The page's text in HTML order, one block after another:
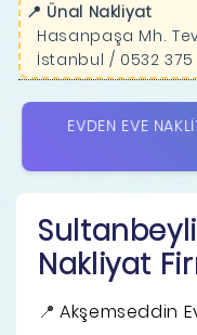
📍 Ünal Nakliyat
Hasanpaşa Mh.
İstanbul / 0532
EVDEN EVE
Nakliyat
Akşemseddin